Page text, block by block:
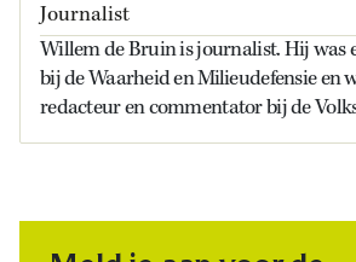
Journalist
Willem de Bruin is journalist. Hij was
bij de Waarheid en Milieudefensie en
redacteur en commentator bij de